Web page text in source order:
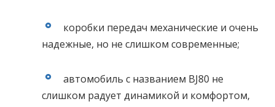
коробки передач механические и очень
надежные, но не слишком современные;
автомобиль с названием BJ80 не
слишком радует динамикой и комфортом,